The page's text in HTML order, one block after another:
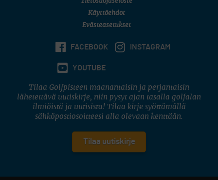
Käyttöehdot
Evästeasetukset
FACEBOOK INSTAGRAM
YOUTUBE
Tilaa Golfpisteen maanantaisin ja perjantaisin
lähetettävä uutiskirje, niin pysyt ajan tasalla golfalan
ilmiöistä ja uutisista! Tilaa kirje syöttämällä
sähköpostiosoitteesi alla olevaan kenttään.
Tilaa uutiskirje